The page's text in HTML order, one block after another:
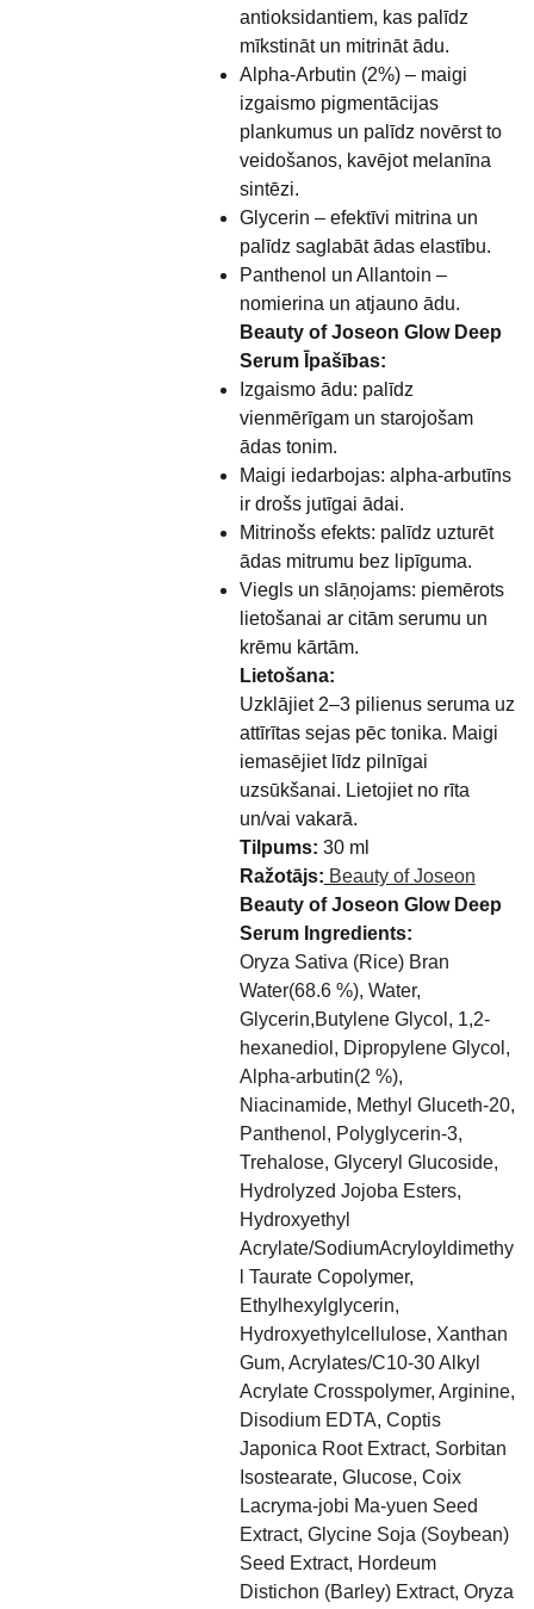
antioksidantiem, kas palīdz
mīkstināt un mitrināt ādu.
Alpha-Arbutin (2%) – maigi
izgaismo pigmentācijas
plankumus un palīdz novērst to
veidošanos, kavējot melanīna
sintēzi.
Glycerin – efektīvi mitrina un
palīdz saglabāt ādas elastību.
Panthenol un Allantoin –
nomierina un atjauno ādu.
Beauty of Joseon Glow Deep
Serum Īpašības:
Izgaismo ādu: palīdz
vienmērīgam un starojošam
ādas tonim.
Maigi iedarbojas: alpha-arbutīns
ir drošs jutīgai ādai.
Mitrinošs efekts: palīdz uzturēt
ādas mitrumu bez lipīguma.
Viegls un slāņojams: piemērots
lietošanai ar citām serumu un
krēmu kārtām.
Lietošana:
Uzklājiet 2–3 pilienus seruma uz
attīrītas sejas pēc tonika. Maigi
iemasējiet līdz pilnīgai
uzsūkšanai. Lietojiet no rīta
un/vai vakarā.
Tilpums: 30 ml
Ražotājs: Beauty of Joseon
Beauty of Joseon Glow Deep
Serum Ingredients:
Oryza Sativa (Rice) Bran
Water(68.6 %), Water,
Glycerin,Butylene Glycol, 1,2-
hexanediol, Dipropylene Glycol,
Alpha-arbutin(2 %),
Niacinamide, Methyl Gluceth-20,
Panthenol, Polyglycerin-3,
Trehalose, Glyceryl Glucoside,
Hydrolyzed Jojoba Esters,
Hydroxyethyl
Acrylate/SodiumAcryloyldimethy
l Taurate Copolymer,
Ethylhexylglycerin,
Hydroxyethylcellulose, Xanthan
Gum, Acrylates/C10-30 Alkyl
Acrylate Crosspolymer, Arginine,
Disodium EDTA, Coptis
Japonica Root Extract, Sorbitan
Isostearate, Glucose, Coix
Lacryma-jobi Ma-yuen Seed
Extract, Glycine Soja (Soybean)
Seed Extract, Hordeum
Distichon (Barley) Extract, Oryza